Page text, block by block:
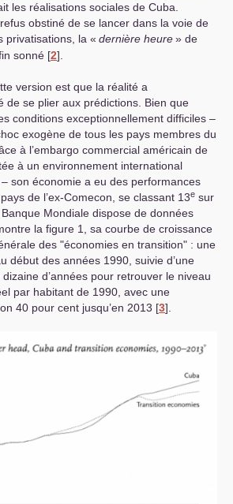
les réalisations sociales de Cuba.
obstiné de se lancer dans la voie de
privatisations, la « dernière heure» de
sonné [2]
version est que la réalité a
de se plier aux prédictions. Bien que
conditions exceptionnellement difficiles –
exogène de tous les pays membres du
à l’embargo commercial américain de
à un environnement international
son économie a eu des performances
de l’ex-Comecon, se classant 13e sur
Mondiale dispose de données
la figure 1, sa courbe de croissance
des "économies en transition" : une
début des années 1990, suivie d’une
d’années pour retrouver le niveau
par habitant de 1990, avec une
40 pour cent jusqu’en 2013 [3]